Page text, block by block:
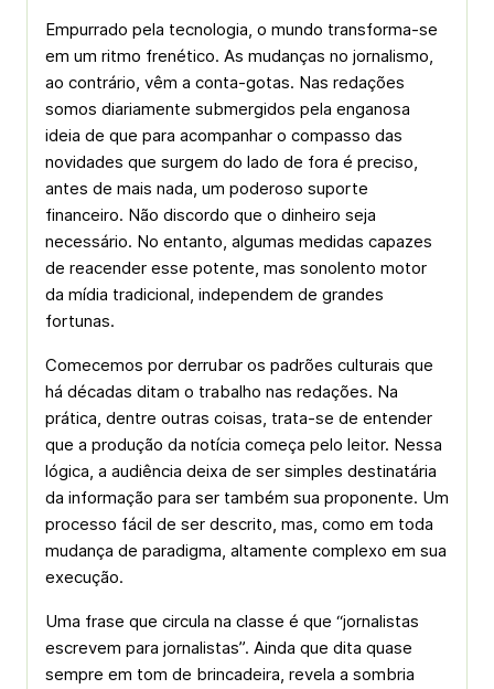
Empurrado pela tecnologia, o mundo transforma-se
em um ritmo frenético. As mudanças no jornalismo,
ao contrário, vêm a conta-gotas. Nas redações
somos diariamente submergidos pela enganosa
ideia de que para acompanhar o compasso das
novidades que surgem do lado de fora é preciso,
antes de mais nada, um poderoso suporte
financeiro. Não discordo que o dinheiro seja
necessário. No entanto, algumas medidas capazes
de reacender esse potente, mas sonolento motor
da mídia tradicional, independem de grandes
fortunas.
Comecemos por derrubar os padrões culturais que
há décadas ditam o trabalho nas redações. Na
prática, dentre outras coisas, trata-se de entender
que a produção da notícia começa pelo leitor. Nessa
lógica, a audiência deixa de ser simples destinatária
da informação para ser também sua proponente. Um
processo fácil de ser descrito, mas, como em toda
mudança de paradigma, altamente complexo em sua
execução.
Uma frase que circula na classe é que “jornalistas
escrevem para jornalistas”. Ainda que dita quase
sempre em tom de brincadeira, revela a sombria